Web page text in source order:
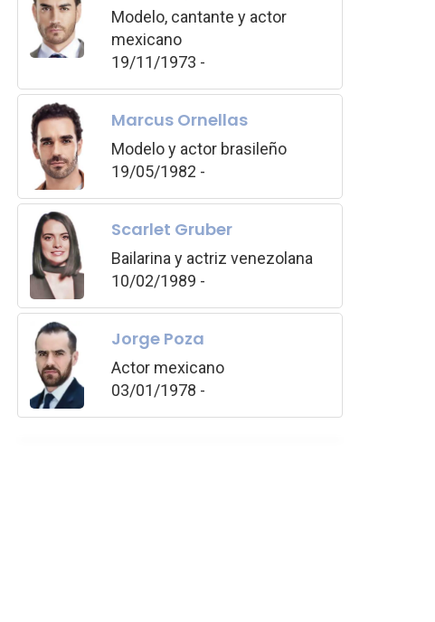
Modelo, cantante y actor
mexicano
19/11/1973 -
Marcus Ornellas
Modelo y actor brasileño
19/05/1982 -
Scarlet Gruber
Bailarina y actriz venezolana
10/02/1989 -
Jorge Poza
Actor mexicano
03/01/1978 -